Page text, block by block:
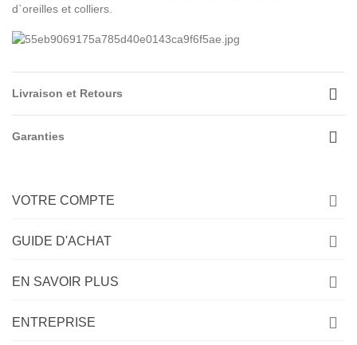
d`oreilles et colliers.
Livraison et Retours
Garanties
VOTRE COMPTE
GUIDE D'ACHAT
EN SAVOIR PLUS
ENTREPRISE